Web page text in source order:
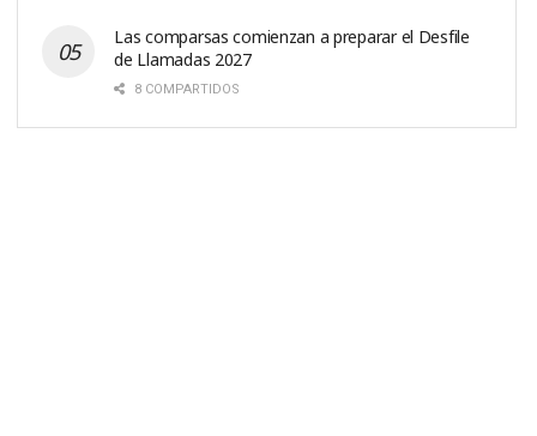
Las comparsas comienzan a preparar el Desfile
de Llamadas 2027
8 COMPARTIDOS